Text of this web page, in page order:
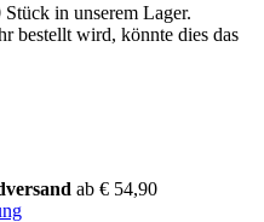
in unserem Lager.
bestellt wird, könnte dies das
ab € 54,90